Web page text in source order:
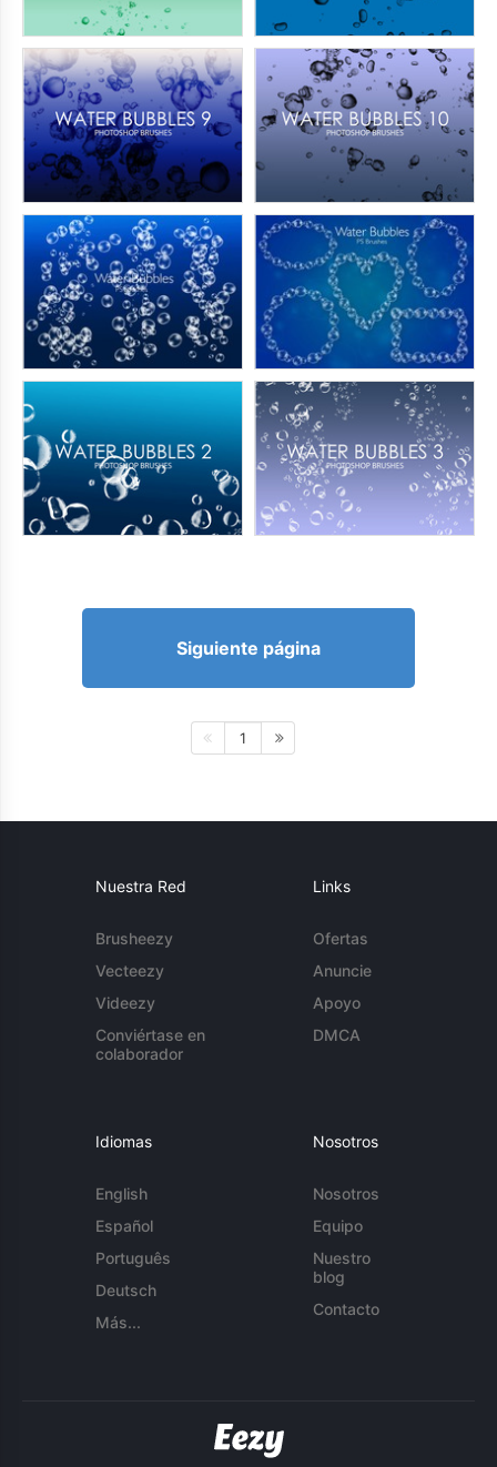
Siguiente página
1
Nuestra Red
Brusheezy
Vecteezy
Videezy
Conviértase en
colaborador
Links
Ofertas
Anuncie
Apoyo
DMCA
Idiomas
English
Español
Português
Deutsch
Más...
Nosotros
Nosotros
Equipo
Nuestro
blog
Contacto